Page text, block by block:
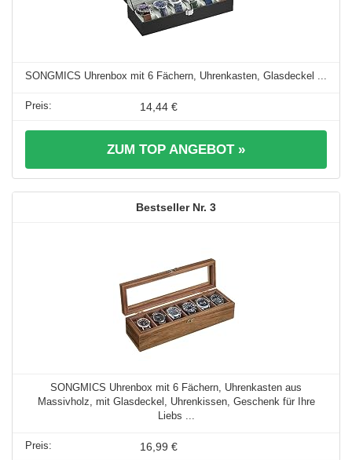
SONGMICS Uhrenbox mit 6 Fächern, Uhrenkasten, Glasdeckel ...
14,44 €
ZUM TOP ANGEBOT »
3
SONGMICS Uhrenbox mit 6 Fächern, Uhrenkasten aus
Massivholz, mit Glasdeckel, Uhrenkissen, Geschenk für Ihre
Liebs ...
16,99 €